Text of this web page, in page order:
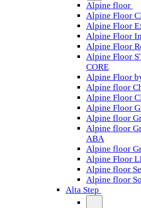
Alpine floor
Alpine Floor
Alpine Floor
Alpine Floor
Alpine Floor
Alpine Floor
CORE
Alpine Floor
Alpine floor
Alpine Floor
Alpine Floor
Alpine floor
Alpine floor
ABA
Alpine floor
Alpine Floor
Alpine floor
Alpine floor
Alta Step